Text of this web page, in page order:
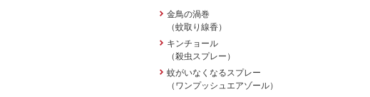
金鳥の渦巻
（蚊取り線香）
キンチョール
（殺虫スプレー）
蚊がいなくなるスプレー
（ワンプッシュエアゾール）